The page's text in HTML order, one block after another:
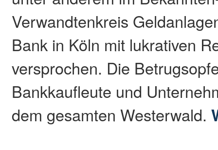
Verwandtenkreis
Bank in Köln mit lukrativen
versprochen. Die
Bankkaufleute und
dem gesamten Westerwald.